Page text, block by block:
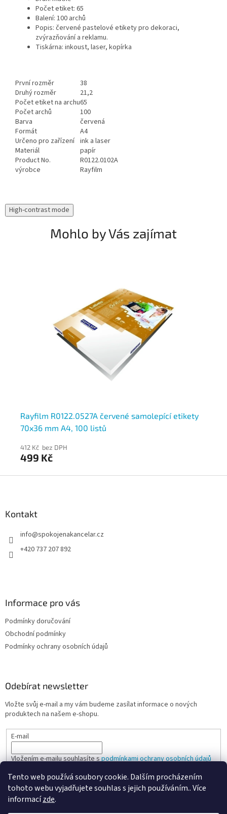
Tento web používá soubory cookie. Dalším procházením
tohoto webu vyjadřujete souhlas s jejich používáním.. Více
informacízde.
Počet etiket: 65
Balení: 100 archů
Popis: červené pastelové etikety pro dekoraci,
zvýrazňování a reklamu.
Tiskárna: inkoust, laser, kopírka
První rozměr
38
Druhý rozměr
21,2
Počet etiket na archu65
Počet archů
100
Barva
červená
Formát
A4
Určeno pro zařízení ink a laser
Materiál
papír
Product No.
R0122.0102A
výrobce
Rayfilm
High-contrast mode
Mohlo by Vás zajímat
Rayfilm R0122.0527A červené samolepící etikety
70x36 mm A4, 100 listů
412 Kč bez DPH
499 Kč
Kontakt
info@spokojenakancelar.cz
+420 737 207 892
Informace pro vás
Podmínky doručování
Obchodní podmínky
Podmínky ochrany osobních údajů
Odebírat newsletter
Vložte svůj e-mail a my vám budeme zasílat informace o nových
produktech na našem e-shopu.
E-mail
Vložením e-mailu souhlasíte spodmínkami ochrany osobních údajů
PŘIHLÁSIT SE